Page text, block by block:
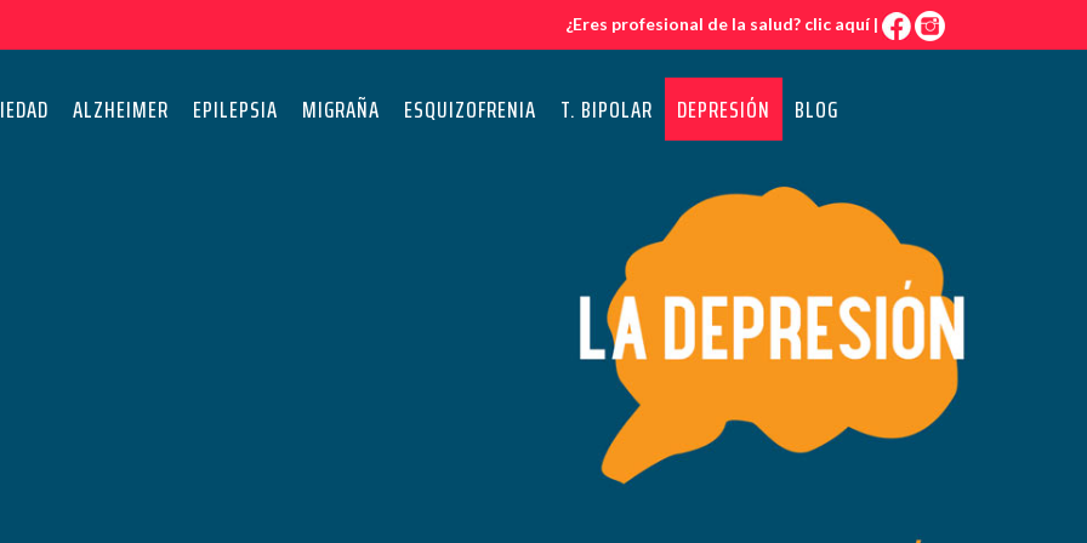
¿Eres profesional de la salud? clic aquí |
ALZHEIMER EPILEPSIA MIGRAÑA ESQUIZOFRENIA T. BIPOLAR DEPRESIÓN BLOG